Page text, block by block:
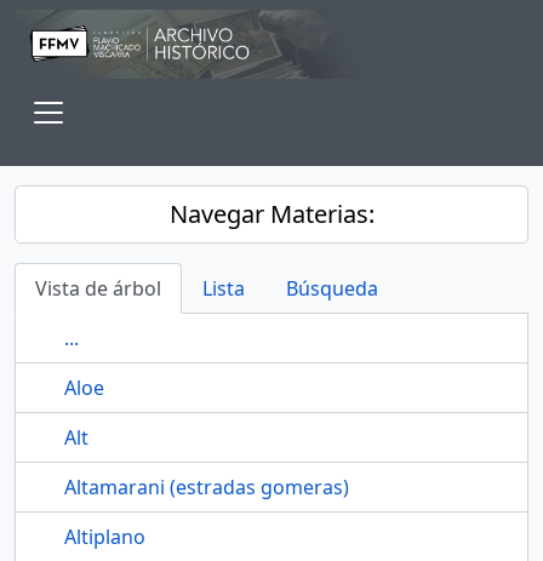
Skip to main content
Navegar Materias:
Vista de árbol Lista
Búsqueda
...
Aloe
Alt
Altamarani (estradas gomeras)
Altiplano